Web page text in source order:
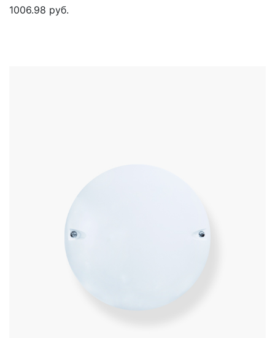
1006.98 руб.